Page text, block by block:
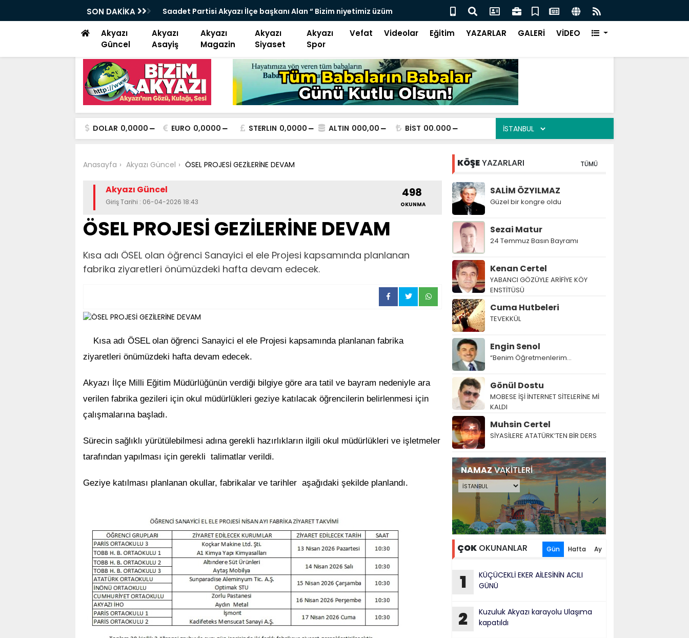
SON DAKİKA
Saadet Partisi Akyazı İlçe başkanı Alan “ Bizim niyetimiz üzüm
yemektir”
Kuzuluk Akyazı karayolu Ulaşıma kapatıldı
Akyazı
Güncel
Akyazı
Asayiş
Akyazı
Magazin
Akyazı
Siyaset
Akyazı
Spor
Vefat Videolar Eğitim YAZARLAR GALERİ VİDEO
DOLAR 0,0000 EURO 0,0000 STERLIN 0,0000 ALTIN 000,00 BİST 00.000
Anasayfa Akyazı Güncel ÖSEL PROJESİ GEZİLERİNE DEVAM
Akyazı Güncel
Giriş Tarihi : 06-04-2026 18:43
498
OKUNMA
ÖSEL PROJESİ GEZİLERİNE DEVAM
​​​​​​​Kısa adı ÖSEL olan öğrenci Sanayici el ele Projesi kapsamında planlanan
fabrika ziyaretleri önümüzdeki hafta devam edecek.
Kısa adı ÖSEL olan öğrenci Sanayici el ele Projesi kapsamında planlanan fabrika
ziyaretleri önümüzdeki hafta devam edecek.
Akyazı İlçe Milli Eğitim Müdürlüğünün verdiği bilgiye göre ara tatil ve bayram nedeniyle ara
verilen fabrika gezileri için okul müdürlükleri geziye katılacak öğrencilerin belirlenmesi için
çalışmalarına başladı.
Sürecin sağlıklı yürütülebilmesi adına gerekli hazırlıkların ilgili okul müdürlükleri ve işletmeler
tarafından yapılması için gerekli talimatlar verildi.
Geziye katılması planlanan okullar, fabrikalar ve tarihler aşağıdaki şekilde planlandı.
KÖŞEYAZARLARI TÜMÜ
SALİM ÖZYILMAZ
Güzel bir kongre oldu
Sezai Matur
24 Temmuz Basın Bayramı
Kenan Certel
YABANCI GÖZÜYLE ARİFİYE KÖY
ENSTİTÜSÜ
Cuma Hutbeleri
TEVEKKÜL
Engin Senol
“Benim Öğretmenlerim…
Gönül Dostu
MOBESE İŞİ İNTERNET SİTELERİNE Mİ
KALDI
Muhsin Certel
SİYASİLERE ATATÜRK’TEN BİR DERS
NAMAZVAKİTLERİ
ÇOK OKUNANLAR Gün Hafta Ay
1
KÜÇÜCEKLİ EKER AİLESİNİN ACILI
GÜNÜ
2
Kuzuluk Akyazı karayolu Ulaşıma
kapatıldı